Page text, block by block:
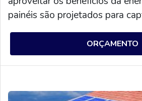
painéis são projetados para
transformá-la em energia
usada para alimentar
Além disso, eles também
ORÇAMENTO